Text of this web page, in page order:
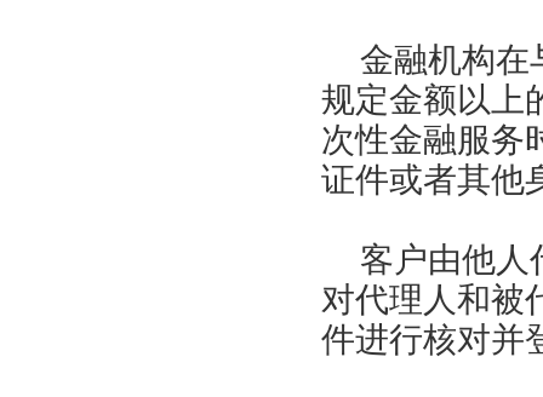
金融机构在
规定金额以上
次性金融服务
证件或者其他
客户由他人
对代理人和被
件进行核对并